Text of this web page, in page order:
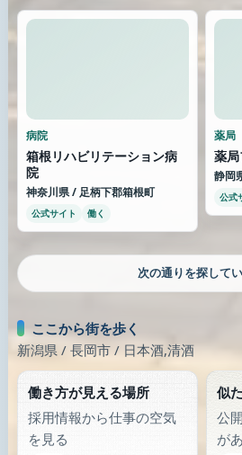
ここから街を歩く
新潟県 / 長岡市 / 日本酒,清酒
働き方が見える場所
採用情報から仕事の空気
を見る
似
公
が
病院
箱根リハビリテーション病
院
神奈川県 / 足柄下郡箱根町
公式サイト 働く
薬局
薬
静岡
公式
次の通りを探して